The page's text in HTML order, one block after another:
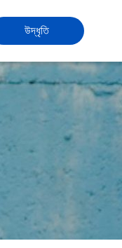
উদ্ধৃতি